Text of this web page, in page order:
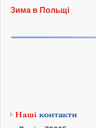
Зима в Польщі